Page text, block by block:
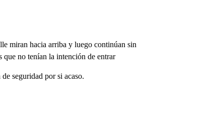
miran hacia arriba y luego continúan sin
que no tenían la intención de entrar
seguridad por si acaso.